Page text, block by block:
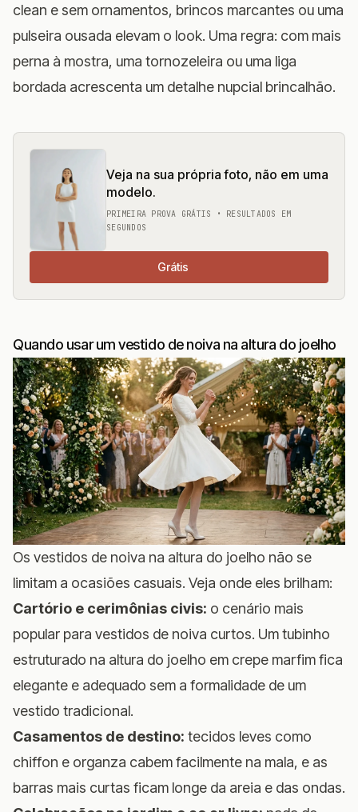
clean e sem ornamentos, brincos marcantes ou uma
pulseira ousada elevam o look. Uma regra: com mais
perna à mostra, uma tornozeleira ou uma liga
bordada acrescenta um detalhe nupcial brincalhão.
Veja na sua própria foto, não em uma
modelo.
PRIMEIRA PROVA GRÁTIS • RESULTADOS EM
SEGUNDOS
Grátis
Quando usar um vestido de noiva na altura do joelho
Os vestidos de noiva na altura do joelho não se
limitam a ocasiões casuais. Veja onde eles brilham:
Cartório e cerimônias civis: o cenário mais
popular para vestidos de noiva curtos. Um tubinho
estruturado na altura do joelho em crepe marfim fica
elegante e adequado sem a formalidade de um
vestido tradicional.
Casamentos de destino: tecidos leves como
chiffon e organza cabem facilmente na mala, e as
barras mais curtas ficam longe da areia e das ondas.